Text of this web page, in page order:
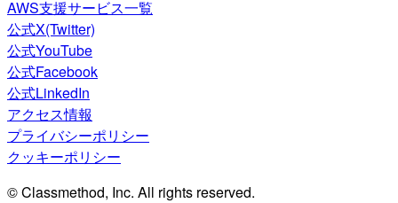
AWS支援サービス一覧
公式X(Twitter)
公式YouTube
公式Facebook
公式LinkedIn
アクセス情報
プライバシーポリシー
クッキーポリシー
© Classmethod, Inc. All rights reserved.